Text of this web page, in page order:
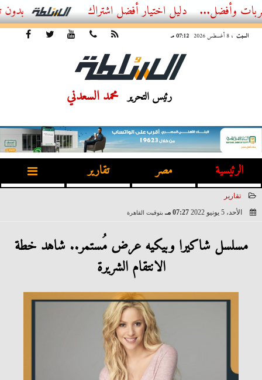
أفضل اشتراك IPTV بدون تقطيع 2026 – دليل المشاهد العصري
السبت ، 8 أغسطس 2026 07:12 مـ
رئيس التحرير محمد السعدني
الرئيسية مصر تقارير
تقارير
الأحد، 5 يونيو 2022
07:27 مـ بتوقيت القاهرة
مسلسل شاكيرا وبيكيه عرض مُستمر.. شاهد خطة
الانتقام الشريرة